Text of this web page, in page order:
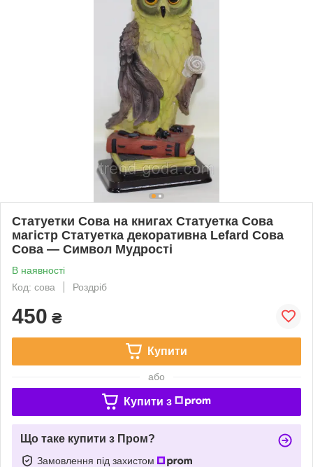
Статуетки Сова на книгах Статуетка Сова
магістр Статуетка декоративна Lefard Сова
Сова — Символ Мудрості
В наявності
Код: сова
Роздріб
450 ₴
Купити
або
Купити з
Що таке купити з Пром?
Замовлення під захистом